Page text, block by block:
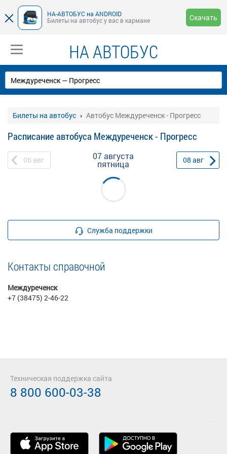
НА-АВТОБУС на ANDROID
Билеты на автобус у вас в кармане
Скачать
НА АВТОБУС
Билеты на автобус Автобус Междуреченск - Прогресс
Расписание автобуса Междуреченск - Прогресс
06 авг 07 августа
пятница 08 авг
Служба поддержки
Контакты справочной
Междуреченск
+7 (38475) 2-46-22
Техническая поддержка сайта
8 800 600-03-38